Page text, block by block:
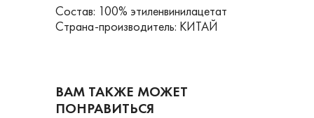
Состав: 100% этиленвинилацетат
Страна-производитель: КИТАЙ
ВАМ ТАКЖЕ МОЖЕТ
ПОНРАВИТЬСЯ